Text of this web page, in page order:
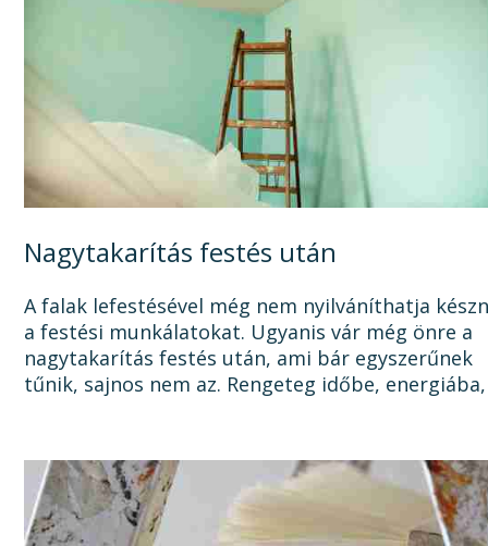
Nagytakarítás festés után
A falak lefestésével még nem nyilváníthatja
a festési munkálatokat. Ugyanis vár még önre a
nagytakarítás festés után, ami bár egyszerűnek
tűnik, sajnos nem az. Rengeteg időbe,